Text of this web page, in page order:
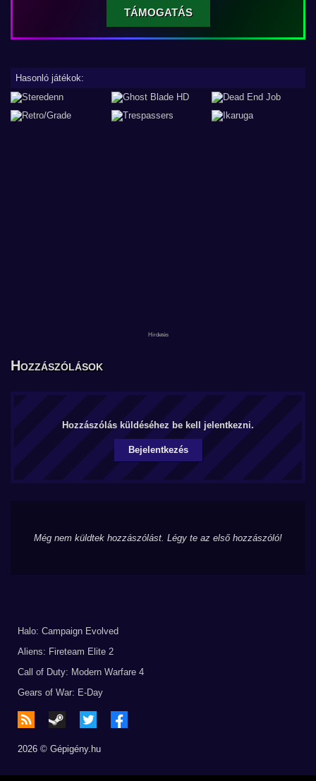
TÁMOGATÁS
Hasonló játékok:
Hozzászólások
Hozzászólás küldéséhez be kell jelentkezni.
Bejelentkezés
Még nem küldtek hozzászólást. Légy te az első hozzászóló!
Halo: Campaign Evolved
Aliens: Fireteam Elite 2
Call of Duty: Modern Warfare 4
Gears of War: E-Day
2026 © Gépigény.hu